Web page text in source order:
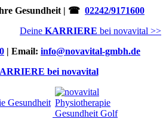
Gesundheit | ☎ 02242/9171600
Deine KARRIERE bei novavital >>
| Email: info@novavital-gmbh.de
bei novavital